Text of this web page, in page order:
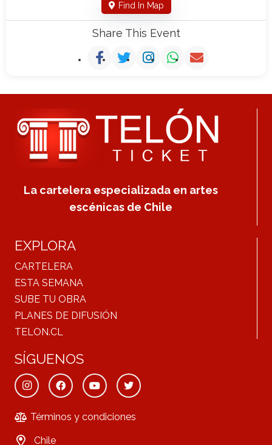
Find In Map
Share This Event
La cartelera especializada en artes
escénicas de Chile
EXPLORA
CARTELERA
ESTA SEMANA
SUBE TU OBRA
PLANES DE DIFUSIÓN
TELON.CL
SÍGUENOS
Términos y condiciones
Chile